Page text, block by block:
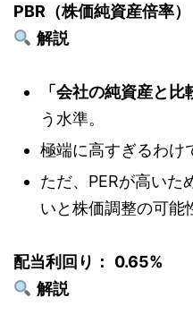
PBR（株価純資産倍率）
解説
「会社の純資産と比
う水準。
極端に高すぎるわけ
ただ、PERが高いた
いと株価調整の可能
配当利回り：
0.65%
解説